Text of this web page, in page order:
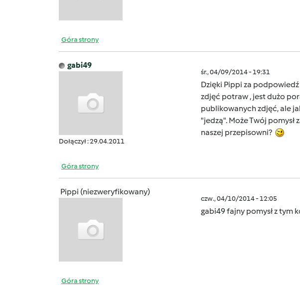
Góra strony
gabi49
Dołączył : 29.04.2011
śr., 04/09/2014 - 19:31
Dzięki Pippi za
zdjęć potraw , jest dużo
publikowanych zdjęć, ale
"jedzą". Może Twój
naszej przepisowni?
Góra strony
Pippi (niezweryfikowany)
czw., 04/10/2014 - 12:05
gabi49fajny pomysł z tym
Góra strony